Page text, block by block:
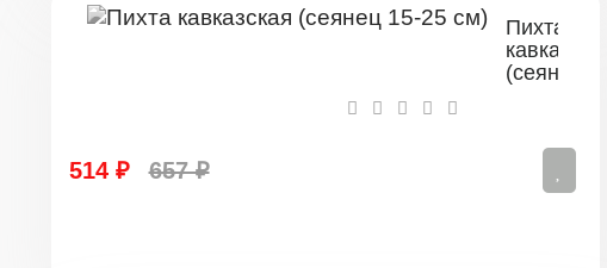
Пихта
кавказская
(сеянец
514 ₽ 657 ₽